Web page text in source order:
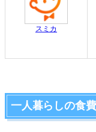
スミカ
一人暮らしの食